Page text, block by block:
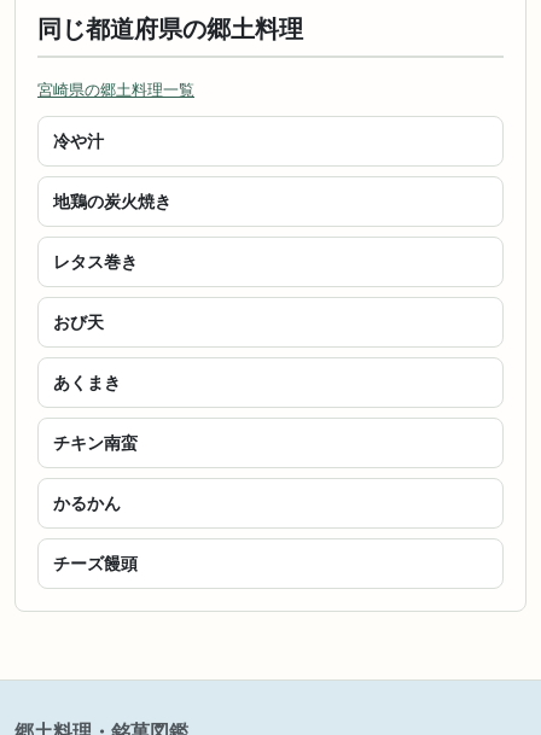
同じ都道府県の郷土料理
宮崎県の郷土料理一覧
冷や汁
地鶏の炭火焼き
レタス巻き
おび天
あくまき
チキン南蛮
かるかん
チーズ饅頭